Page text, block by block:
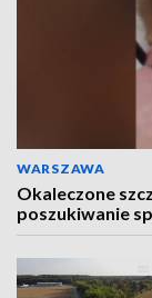
WARSZAWA
Okaleczone
poszukiwanie